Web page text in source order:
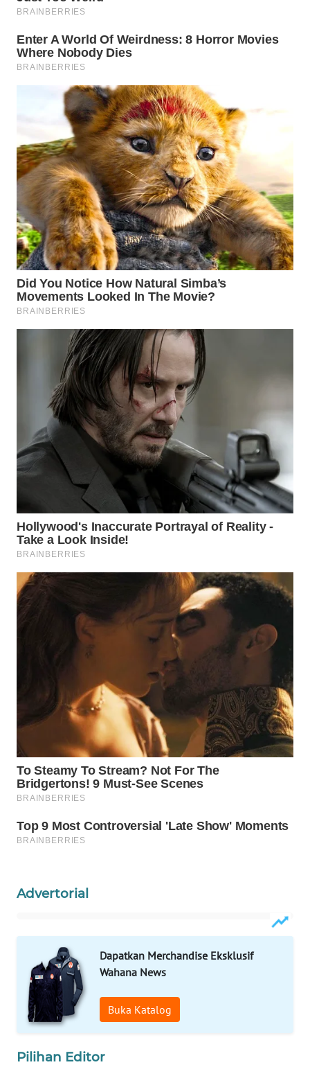
Advertorial
Dapatkan Merchandise Eksklusif
Wahana News
Buka Katalog
Pilihan Editor
Network
LISTRIK
MASYARAKAT
KELISTRIKAN
WALINKI
ID
MAWAKA
ID
MARTABAT
NET
LPKKI
LKKI
PORTAL
KONSUMEN
FORWAMKI
ALPERKLINAS
FORJASIDA
NEWS
SITUNGIR
NEWS
SIDIKALANG
METRO
METRO
MEDAN
NEWS
METRO
NEWS